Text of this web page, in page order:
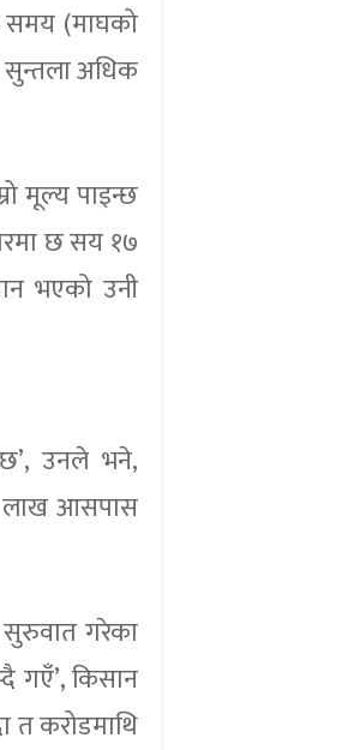
समय (माघको
सुन्तला अधिक
मूल्य पाइन्छ
छ सय १७
भएको उनी
उनले भने,
लाख आसपास
गरेका
गएँ’, किसान
करोडमाथि